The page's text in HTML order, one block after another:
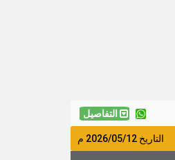
التفاصيل
التاريخ 2026/05/12 م